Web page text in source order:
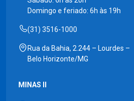
Domingo e feriado: 6h às 19h
(31) 3516-1000
Rua da Bahia, 2.244 – Lourdes –
Belo Horizonte/MG
MINAS II